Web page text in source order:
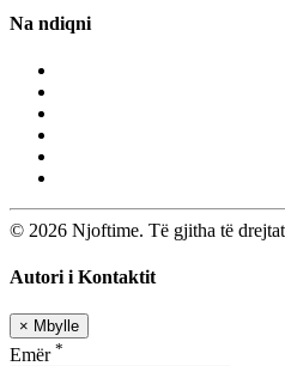
Na ndiqni
© 2026 Njoftime. Të gjitha të drejtat
Autori i Kontaktit
× Mbylle
Emër *